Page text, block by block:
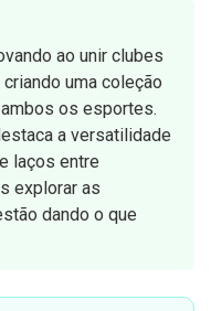
ao unir clubes
uma coleção
os esportes.
a versatilidade
laços entre
explorar as
dando o que